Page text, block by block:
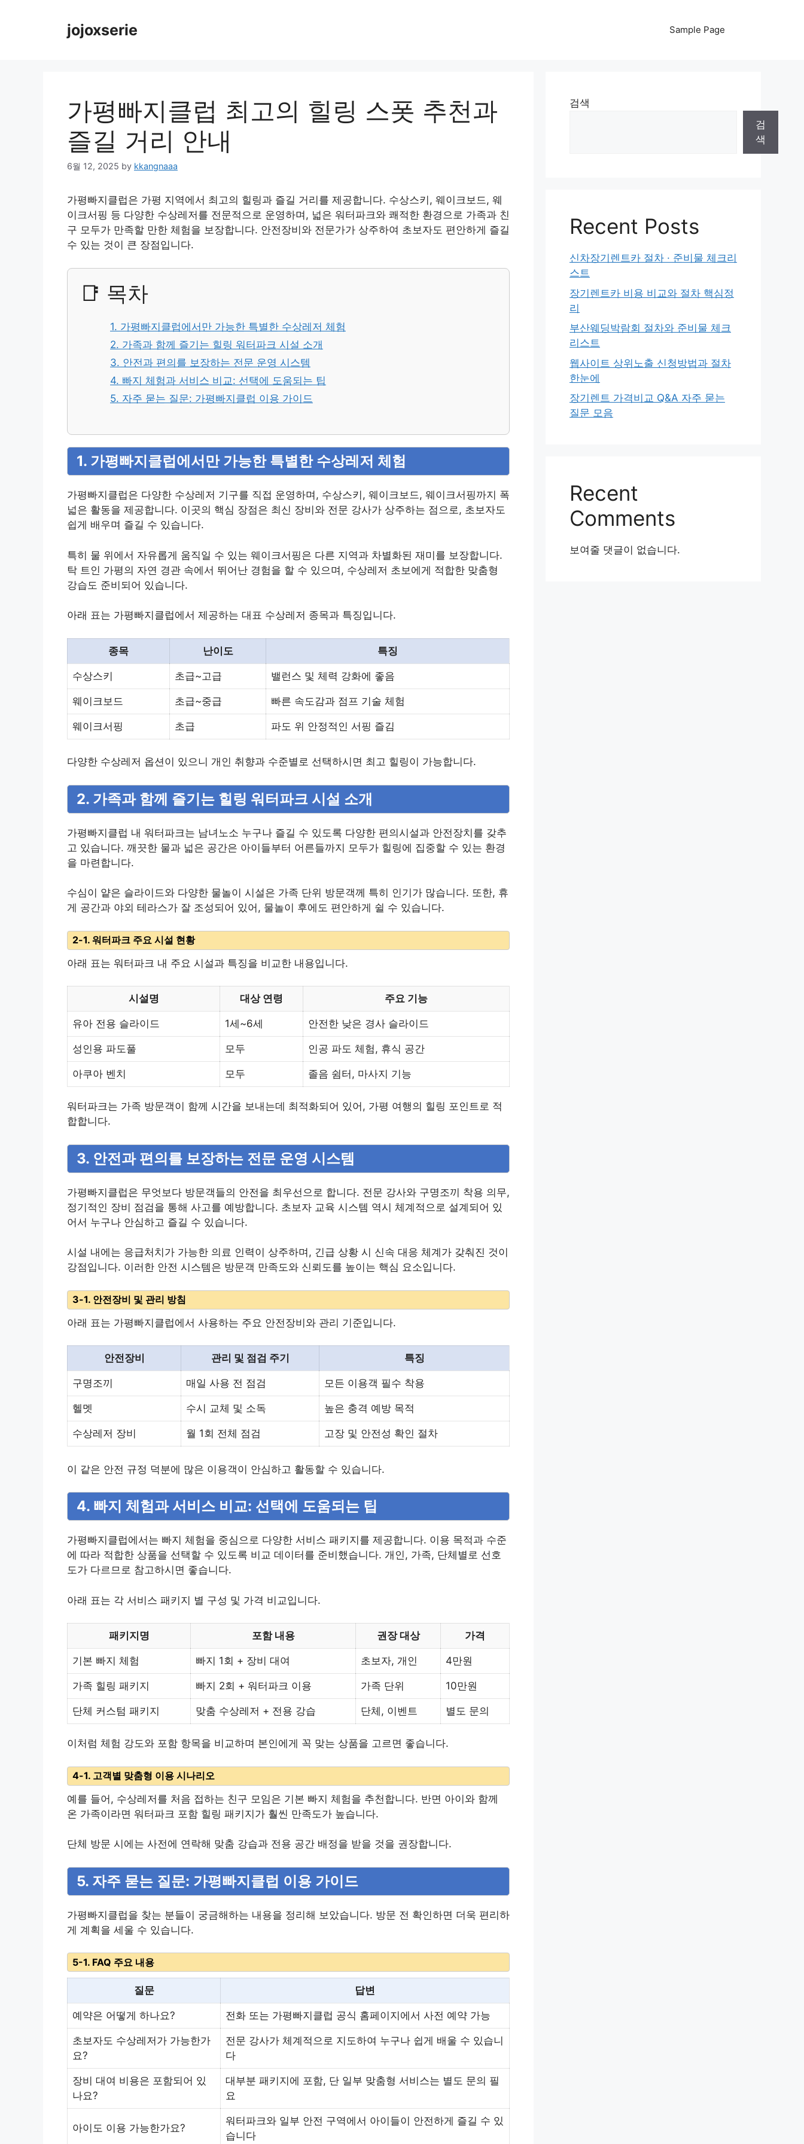
jojoxserie Sample Page
가평빠지클럽 최고의 힐링 스폿 추천과
즐길 거리 안내
6월 12, 2025 by kkangnaaa
가평빠지클럽은 가평 지역에서 최고의 힐링과 즐길 거리를 제공합니다. 수상스키, 웨이크보드, 웨
이크서핑 등 다양한 수상레저를 전문적으로 운영하며, 넓은 워터파크와 쾌적한 환경으로 가족과 친
구 모두가 만족할 만한 체험을 보장합니다. 안전장비와 전문가가 상주하여 초보자도 편안하게 즐길
수 있는 것이 큰 장점입니다.
📑 목차
1. 가평빠지클럽에서만 가능한 특별한 수상레저 체험
2. 가족과 함께 즐기는 힐링 워터파크 시설 소개
3. 안전과 편의를 보장하는 전문 운영 시스템
4. 빠지 체험과 서비스 비교: 선택에 도움되는 팁
5. 자주 묻는 질문: 가평빠지클럽 이용 가이드
1. 가평빠지클럽에서만 가능한 특별한 수상레저 체험
가평빠지클럽은 다양한 수상레저 기구를 직접 운영하며, 수상스키, 웨이크보드, 웨이크서핑까지 폭
넓은 활동을 제공합니다. 이곳의 핵심 장점은 최신 장비와 전문 강사가 상주하는 점으로, 초보자도
쉽게 배우며 즐길 수 있습니다.
특히 물 위에서 자유롭게 움직일 수 있는 웨이크서핑은 다른 지역과 차별화된 재미를 보장합니다.
탁 트인 가평의 자연 경관 속에서 뛰어난 경험을 할 수 있으며, 수상레저 초보에게 적합한 맞춤형
강습도 준비되어 있습니다.
아래 표는 가평빠지클럽에서 제공하는 대표 수상레저 종목과 특징입니다.
종목 난이도 특징
수상스키 초급~고급 밸런스 및 체력 강화에 좋음
웨이크보드 초급~중급 빠른 속도감과 점프 기술 체험
웨이크서핑 초급 파도 위 안정적인 서핑 즐김
다양한 수상레저 옵션이 있으니 개인 취향과 수준별로 선택하시면 최고 힐링이 가능합니다.
2. 가족과 함께 즐기는 힐링 워터파크 시설 소개
가평빠지클럽 내 워터파크는 남녀노소 누구나 즐길 수 있도록 다양한 편의시설과 안전장치를 갖추
고 있습니다. 깨끗한 물과 넓은 공간은 아이들부터 어른들까지 모두가 힐링에 집중할 수 있는 환경
을 마련합니다.
수심이 얕은 슬라이드와 다양한 물놀이 시설은 가족 단위 방문객께 특히 인기가 많습니다. 또한, 휴
게 공간과 야외 테라스가 잘 조성되어 있어, 물놀이 후에도 편안하게 쉴 수 있습니다.
2-1. 워터파크 주요 시설 현황
아래 표는 워터파크 내 주요 시설과 특징을 비교한 내용입니다.
시설명 대상 연령 주요 기능
유아 전용 슬라이드 1세~6세 안전한 낮은 경사 슬라이드
성인용 파도풀 모두 인공 파도 체험, 휴식 공간
아쿠아 벤치 모두 졸음 쉼터, 마사지 기능
워터파크는 가족 방문객이 함께 시간을 보내는데 최적화되어 있어, 가평 여행의 힐링 포인트로 적
합합니다.
3. 안전과 편의를 보장하는 전문 운영 시스템
가평빠지클럽은 무엇보다 방문객들의 안전을 최우선으로 합니다. 전문 강사와 구명조끼 착용 의무,
정기적인 장비 점검을 통해 사고를 예방합니다. 초보자 교육 시스템 역시 체계적으로 설계되어 있
어서 누구나 안심하고 즐길 수 있습니다.
시설 내에는 응급처치가 가능한 의료 인력이 상주하며, 긴급 상황 시 신속 대응 체계가 갖춰진 것이
강점입니다. 이러한 안전 시스템은 방문객 만족도와 신뢰도를 높이는 핵심 요소입니다.
3-1. 안전장비 및 관리 방침
아래 표는 가평빠지클럽에서 사용하는 주요 안전장비와 관리 기준입니다.
안전장비 관리 및 점검 주기 특징
구명조끼 매일 사용 전 점검 모든 이용객 필수 착용
헬멧 수시 교체 및 소독 높은 충격 예방 목적
수상레저 장비 월 1회 전체 점검 고장 및 안전성 확인 절차
이 같은 안전 규정 덕분에 많은 이용객이 안심하고 활동할 수 있습니다.
4. 빠지 체험과 서비스 비교: 선택에 도움되는 팁
가평빠지클럽에서는 빠지 체험을 중심으로 다양한 서비스 패키지를 제공합니다. 이용 목적과 수준
에 따라 적합한 상품을 선택할 수 있도록 비교 데이터를 준비했습니다. 개인, 가족, 단체별로 선호
도가 다르므로 참고하시면 좋습니다.
아래 표는 각 서비스 패키지 별 구성 및 가격 비교입니다.
패키지명 포함 내용 권장 대상 가격
기본 빠지 체험 빠지 1회 + 장비 대여 초보자, 개인 4만원
가족 힐링 패키지 빠지 2회 + 워터파크 이용 가족 단위 10만원
단체 커스텀 패키지 맞춤 수상레저 + 전용 강습 단체, 이벤트 별도 문의
이처럼 체험 강도와 포함 항목을 비교하며 본인에게 꼭 맞는 상품을 고르면 좋습니다.
4-1. 고객별 맞춤형 이용 시나리오
예를 들어, 수상레저를 처음 접하는 친구 모임은 기본 빠지 체험을 추천합니다. 반면 아이와 함께
온 가족이라면 워터파크 포함 힐링 패키지가 훨씬 만족도가 높습니다.
단체 방문 시에는 사전에 연락해 맞춤 강습과 전용 공간 배정을 받을 것을 권장합니다.
5. 자주 묻는 질문: 가평빠지클럽 이용 가이드
가평빠지클럽을 찾는 분들이 궁금해하는 내용을 정리해 보았습니다. 방문 전 확인하면 더욱 편리하
게 계획을 세울 수 있습니다.
5-1. FAQ 주요 내용
질문 답변
예약은 어떻게 하나요? 전화 또는 가평빠지클럽 공식 홈페이지에서 사전 예약 가능
초보자도 수상레저가 가능한가
요?
전문 강사가 체계적으로 지도하여 누구나 쉽게 배울 수 있습니
다
장비 대여 비용은 포함되어 있
나요?
대부분 패키지에 포함, 단 일부 맞춤형 서비스는 별도 문의 필
요
아이도 이용 가능한가요?
워터파크와 일부 안전 구역에서 아이들이 안전하게 즐길 수 있
습니다
검색
검
색
Recent Posts
신차장기렌트카 절차 · 준비물 체크리
스트
장기렌트카 비용 비교와 절차 핵심정
리
부산웨딩박람회 절차와 준비물 체크
리스트
웹사이트 상위노출 신청방법과 절차
한눈에
장기렌트 가격비교 Q&A 자주 묻는
질문 모음
Recent
Comments
보여줄 댓글이 없습니다.